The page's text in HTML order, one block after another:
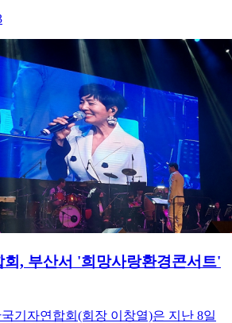
회, 부산서 '희망사랑환경콘서트'
기자연합회(회장 이창열)은 지난 8일